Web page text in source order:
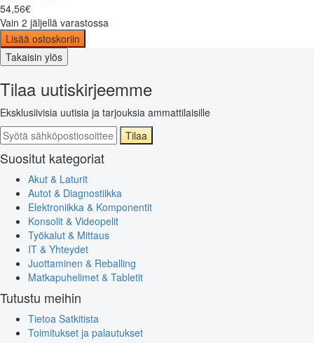
54,56€
Vain 2 jäljellä varastossa
Lisää ostoskoriin
Takaisin ylös
Tilaa uutiskirjeemme
Eksklusiivisia uutisia ja tarjouksia ammattilaisille
Tilaa
Suositut kategoriat
Akut & Laturit
Autot & Diagnostiikka
Elektroniikka & Komponentit
Konsolit & Videopelit
Työkalut & Mittaus
IT & Yhteydet
Juottaminen & Reballing
Matkapuhelimet & Tabletit
Tutustu meihin
Tietoa Satkitista
Toimitukset ja palautukset